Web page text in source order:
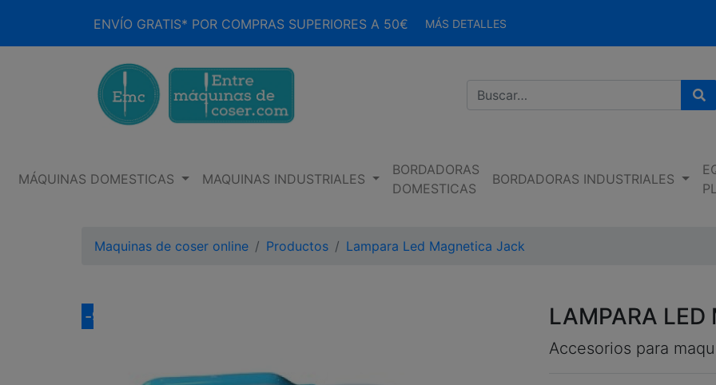
ENVÍO GRATIS* POR COMPRAS SUPERIORES A 50€ MÁS DETALLES
MÁQUINAS DOMESTICAS MAQUINAS INDUSTRIALES
BORDADORAS
DOMESTICAS
BORDADORAS INDUSTRIALES
Maquinas de coser online Productos Lampara Led Magnetica Jack
LAMPARA LED
Accesorios para
-9